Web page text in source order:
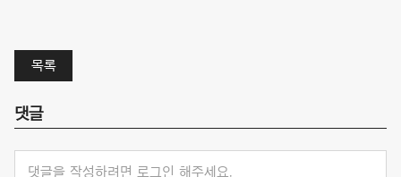
목록
댓글
댓글을 작성하려면 로그인 해주세요.